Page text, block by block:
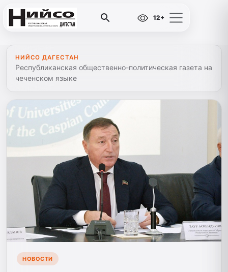
12+
НИЙСО ДАГЕСТАН
Республиканская общественно-политическая газета на
чеченском языке
НОВОСТИ